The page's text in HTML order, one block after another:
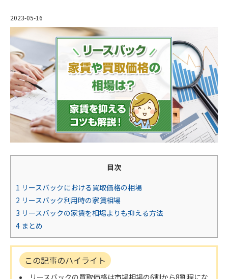
2023-05-16
目次
1 リースバックにおける買取価格の相場
2 リースバック利用時の家賃相場
3 リースバックの家賃を相場よりも抑える方法
4 まとめ
この記事のハイライト
リースバックの買取価格は市場相場の6割から8割程にな